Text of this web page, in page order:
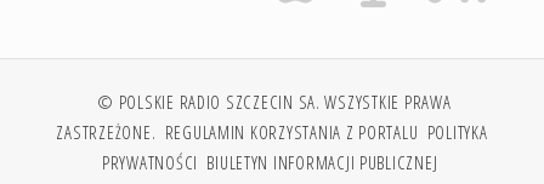
© POLSKIE RADIO SZCZECIN SA. WSZYSTKIE PRAWA
ZASTRZEŻONE. REGULAMIN KORZYSTANIA Z PORTALU POLITYKA
PRYWATNOŚCI BIULETYN INFORMACJI PUBLICZNEJ